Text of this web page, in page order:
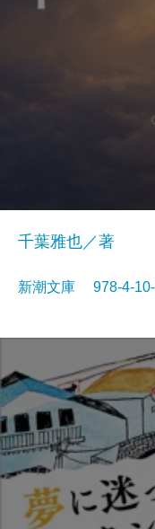
千葉雅也／著
新潮文庫 978-4-